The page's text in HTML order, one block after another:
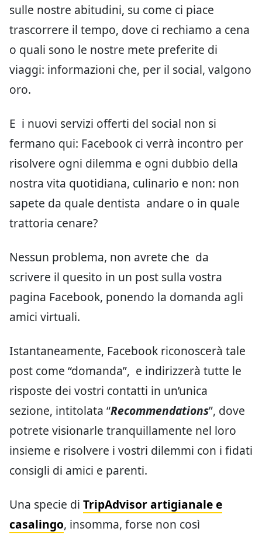
sulle nostre abitudini, su come ci piace
trascorrere il tempo, dove ci rechiamo a cena
o quali sono le nostre mete preferite di
viaggi: informazioni che, per il social, valgono
oro.
E i nuovi servizi offerti del social non si
fermano qui: Facebook ci verrà incontro per
risolvere ogni dilemma e ogni dubbio della
nostra vita quotidiana, culinario e non: non
sapete da quale dentista andare o in quale
trattoria cenare?
Nessun problema, non avrete che da
scrivere il quesito in un post sulla vostra
pagina Facebook, ponendo la domanda agli
amici virtuali.
Istantaneamente, Facebook riconoscerà tale
post come “domanda”, e indirizzerà tutte le
risposte dei vostri contatti in un’unica
sezione, intitolata “Recommendations”, dove
potrete visionarle tranquillamente nel loro
insieme e risolvere i vostri dilemmi con i fidati
consigli di amici e parenti.
Una specie di TripAdvisor artigianale e
casalingo, insomma, forse non così